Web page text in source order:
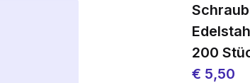
200
€ 5,50